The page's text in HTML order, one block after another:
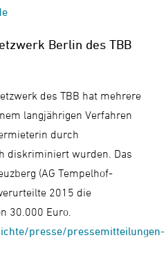
Berlin des TBB
des TBB hat mehrere
langjährigen Verfahren
durch
diskriminiert wurden. Das
(AG Tempelhof-
2015 die
30.000 Euro.
presse/pressemitteilungen-